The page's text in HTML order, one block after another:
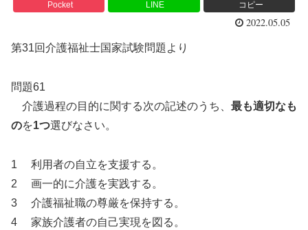
Pocket LINE コピー
2022.05.05
第31回介護福祉士国家試験問題より
問題61
介護過程の目的に関する次の記述のうち、 最も適切なも
のを1つ選びなさい。
1 利用者の自立を支援する。
2 画一的に介護を実践する。
3 介護福祉職の尊厳を保持する。
4 家族介護者の自己実現を図る。